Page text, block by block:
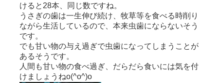
けると28本、同じ数ですね。
うさぎの歯は一生伸び続け、牧草等を食べる時削り
ながら生活しているので、本来虫歯にならないそう
です。
でも甘い物の与え過ぎで虫歯になってしまうことが
あるそうです。
人間も甘い物の食べ過ぎ、だらだら食いには気を付
けましょうねo(^o^)o